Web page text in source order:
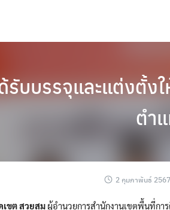
บบรรจุและแต่งตั้ง
ตำ
2 กุมภาพันธ์ 2567
เขต สวยสม ผู้อำนวยการสำนักงานเขตพื้นที่ก